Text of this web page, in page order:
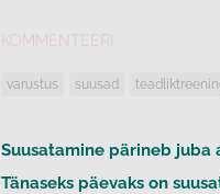
KOMMENTEERI
varustus suusad
Suusatamine pärineb
Tänaseks päevaks on